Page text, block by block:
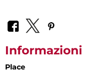
Informazioni
Place